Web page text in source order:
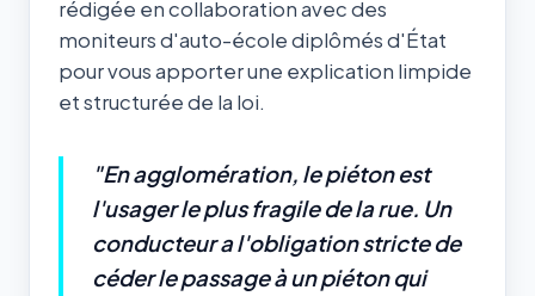
rédigée en collaboration avec des
moniteurs d'auto-école diplômés d'État
pour vous apporter une explication limpide
et structurée de la loi.
"En agglomération, le piéton est
l'usager le plus fragile de la rue. Un
conducteur a l'obligation stricte de
céder le passage à un piéton qui